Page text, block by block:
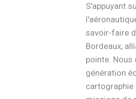
S'appuyant
savoir-faire
Bordeaux,
pointe.
génération
cartographie